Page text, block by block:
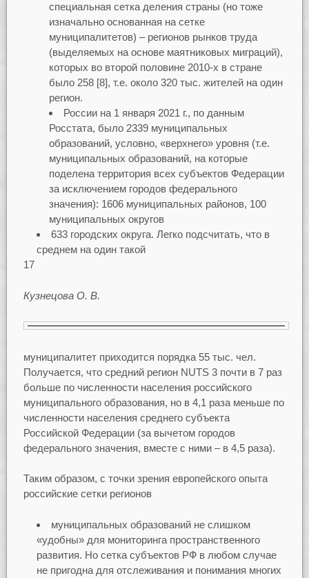
специальная сетка деления страны (но тоже
изначально основанная на сетке
муниципалитетов) – регионов рынков труда
(выделяемых на основе маятниковых миграций),
которых во второй половине 2010-х в стране
было 258 [8], т.е. около 320 тыс. жителей на один
регион.
России на 1 января 2021 г., по данным
Росстата, было 2339 муниципальных
образований, условно, «верхнего» уровня (т.е.
муниципальных образований, на которые
поделена территория всех субъектов Федерации
за исключением городов федерального
значения): 1606 муниципальных районов, 100
муниципальных округов
633 городских округа. Легко подсчитать, что в
среднем на один такой
17
Кузнецова О. В.
муниципалитет приходится порядка 55 тыс. чел.
Получается, что средний регион NUTS 3 почти в 7 раз
больше по численности населения российского
муниципального образования, но в 4,1 раза меньше по
численности населения среднего субъекта
Российской Федерации (за вычетом городов
федерального значения, вместе с ними – в 4,5 раза).
Таким образом, с точки зрения европейского опыта
российские сетки регионов
муниципальных образований не слишком
«удобны» для мониторинга пространственного
развития. Но сетка субъектов РФ в любом случае
не пригодна для отслеживания и понимания многих